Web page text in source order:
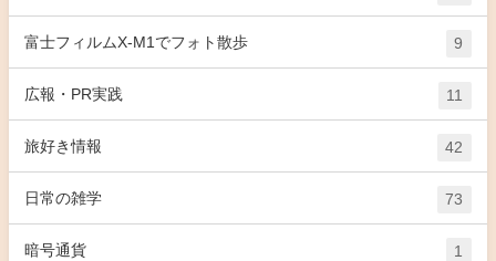
富士フィルムX-M1でフォト散歩 9
広報・PR実践 11
旅好き情報 42
日常の雑学 73
暗号通貨 1